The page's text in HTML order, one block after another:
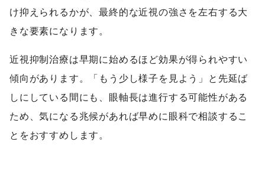
け抑えられるかが、最終的な近視の強さを左右する大
きな要素になります。
近視抑制治療は早期に始めるほど効果が得られやすい
傾向があります。「もう少し様子を見よう」と先延ば
しにしている間にも、眼軸長は進行する可能性がある
ため、気になる兆候があれば早めに眼科で相談するこ
とをおすすめします。